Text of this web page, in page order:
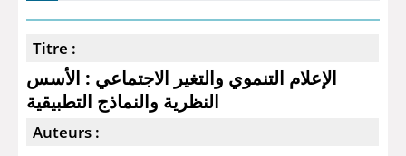
Titre :
الإعلام التنموي والتغير الاجتماعي : الأسس
النظرية والنماذج التطبيقية
Auteurs :